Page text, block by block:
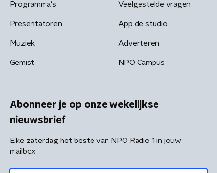
Programma's
Presentatoren
Muziek
Gemist
Veelgestelde vragen
App de studio
Adverteren
NPO Campus
Abonneer je op onze wekelijkse
nieuwsbrief
Elke zaterdag het beste van NPO Radio 1 in jouw
mailbox